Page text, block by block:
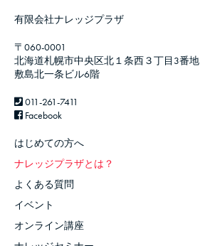
有限会社ナレッジプラザ
〒060-0001
北海道札幌市中央区北１条西３丁目3番地
敷島北一条ビル6階
011-261-7411
Facebook
はじめての方へ
ナレッジプラザとは？
よくある質問
イベント
オンライン講座